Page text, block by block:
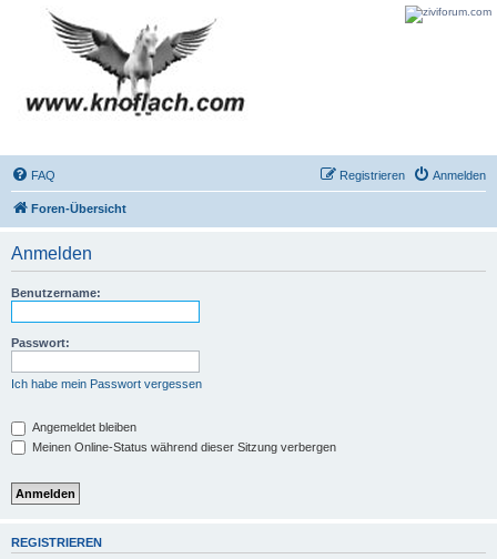
FAQ Anmelden
Registrieren
Foren-Übersicht
Anmelden
Benutzername:
Passwort:
Ich habe mein Passwort vergessen
Angemeldet bleiben
Meinen Online-Status während dieser Sitzung verbergen
REGISTRIEREN